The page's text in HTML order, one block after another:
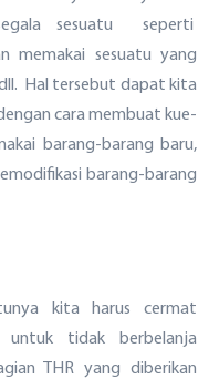
Pensiunan bank bjb
Investasi
sesuatu seperti
memakai sesuatu yang
Hal tersebut dapat kita
cara membuat kue-
barang-barang baru,
barang-barang
kita harus cermat
untuk tidak berbelanja
THR yang diberikan